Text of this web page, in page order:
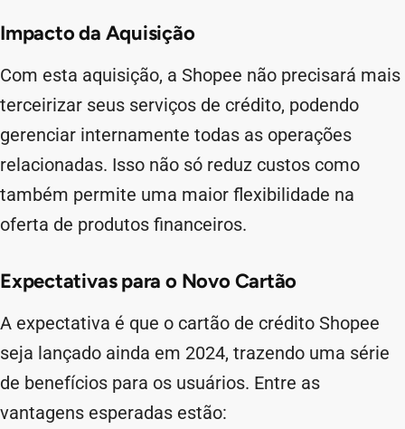
Impacto da Aquisição
Com esta aquisição, a Shopee não precisará mais
terceirizar seus serviços de crédito, podendo
gerenciar internamente todas as operações
relacionadas. Isso não só reduz custos como
também permite uma maior flexibilidade na
oferta de produtos financeiros.
Expectativas para o Novo Cartão
A expectativa é que o cartão de crédito Shopee
seja lançado ainda em 2024, trazendo uma série
de benefícios para os usuários. Entre as
vantagens esperadas estão: